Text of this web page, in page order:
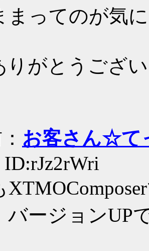
まってのが気
りがとうござ
お客さん☆て
ID:rJz2rWri
バージョンUP